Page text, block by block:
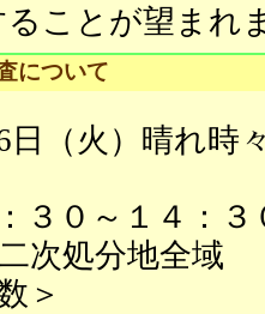
ことが望まれ
について
日（火）晴れ時
３０～１４：３
次処分地全域
＞